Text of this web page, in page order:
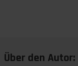
Über den Autor: